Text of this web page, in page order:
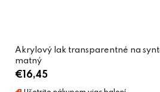
Akrylový lak transparentné na
matný
€16,45